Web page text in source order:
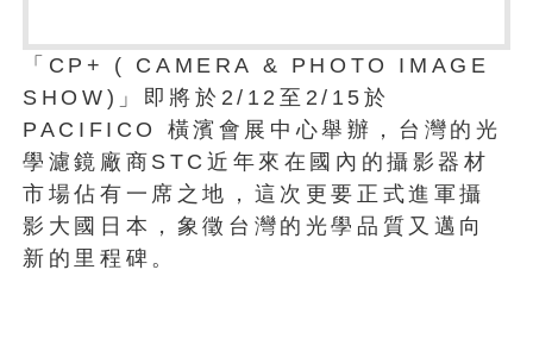
「CP+ ( CAMERA & PHOTO IMAGE
SHOW)」即將於2/12至2/15於
PACIFICO 橫濱會展中心舉辦，台灣的光
學濾鏡廠商STC近年來在國內的攝影器材
市場佔有一席之地，這次更要正式進軍攝
影大國日本，象徵台灣的光學品質又邁向
新的里程碑。